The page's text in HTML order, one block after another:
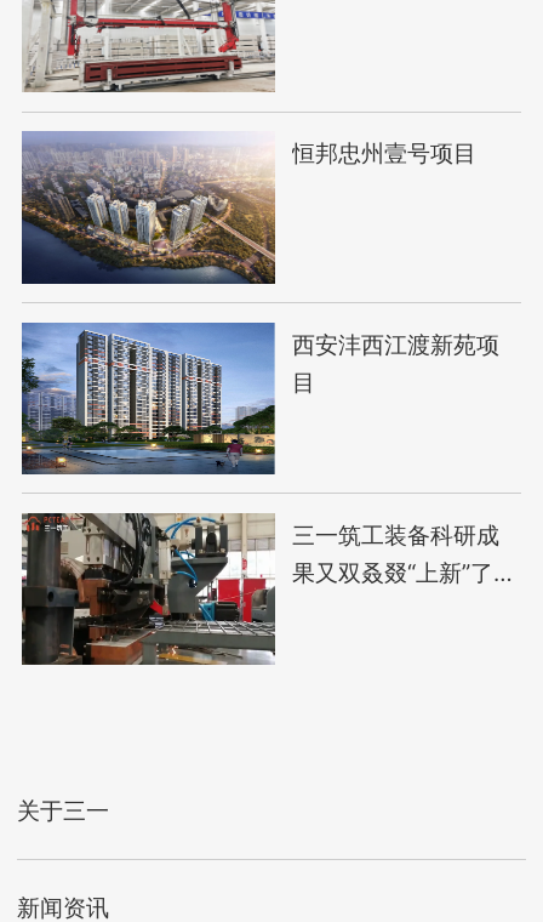
恒邦忠州壹号项目
西安沣西江渡新苑项
目
三一筑工装备科研成
果又双叒叕“上新”了！
关于三一
新闻资讯